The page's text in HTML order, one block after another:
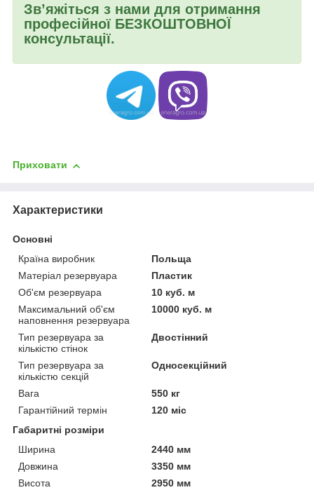
Зв’яжіться з нами для отримання
професійної БЕЗКОШТОВНОЇ
консультації.
Приховати
Характеристики
Основні
Країна виробник
Польща
Матеріал резервуара
Пластик
Об'єм резервуара
10 куб. м
Максимальний об'єм
наповнення резервуара
10000 куб. м
Тип резервуара за
кількістю стінок
Двостінний
Тип резервуара за
кількістю секцій
Односекційний
Вага
550 кг
Гарантійний термін
120 міс
Габаритні розміри
Ширина
2440 мм
Довжина
3350 мм
Висота
2950 мм